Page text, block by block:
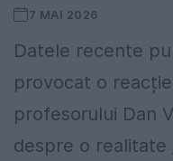
7 MAI 2026
Datele recente
provocat o
profesorului Dan
despre o realitate